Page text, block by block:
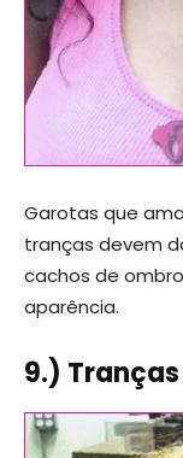
Garotas que
tranças devem
cachos de
aparência.
9.)